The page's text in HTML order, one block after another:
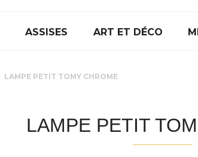
ASSISES ART ET DÉCO
LAMPE PETIT TOMY CHROME
LAMPE PETIT